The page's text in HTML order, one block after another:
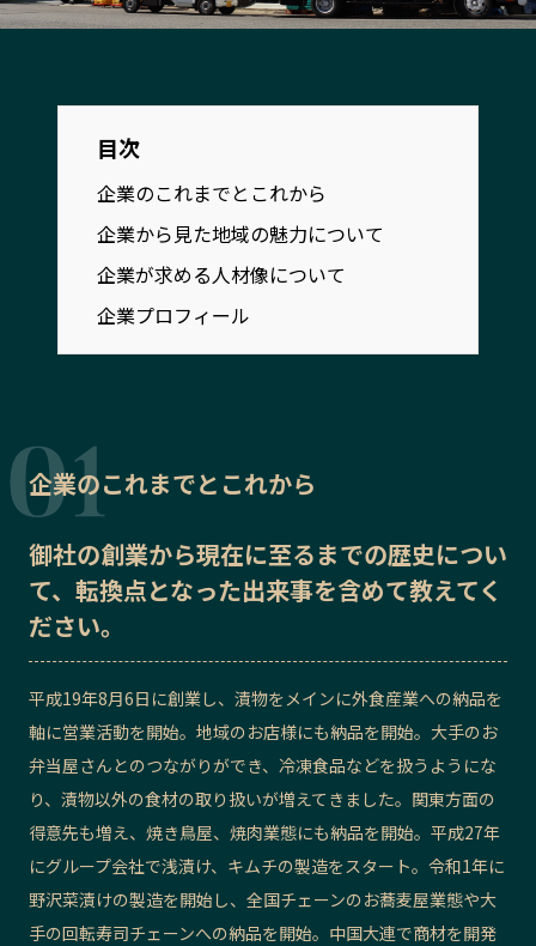
熊本エリア
大分エリア
カテゴリから探す
特集コンテンツ
地域を代表する 企業100選
プレスリリース
行政連携記事
MILCプロジェクト
Localist
SDGsの先駆者
Sporkle
「人」から探す
記事ライター
お問い合わせ 会社概要
目次
企業のこれまでとこれから
企業から見た地域の魅力について
企業が求める人材像について
企業プロフィール
企業のこれまでとこれから
御社の創業から現在に至るまでの歴史につい
て、転換点となった出来事を含めて教えてく
ださい。
平成19年8月6日に創業し、漬物をメインに外食産業への納品を
軸に営業活動を開始。地域のお店様にも納品を開始。大手のお
弁当屋さんとのつながりができ、冷凍食品などを扱うようにな
り、漬物以外の食材の取り扱いが増えてきました。関東方面の
得意先も増え、焼き鳥屋、焼肉業態にも納品を開始。平成27年
にグループ会社で浅漬け、キムチの製造をスタート。令和1年に
野沢菜漬けの製造を開始し、全国チェーンのお蕎麦屋業態や大
手の回転寿司チェーンへの納品を開始。中国大連で商材を開発